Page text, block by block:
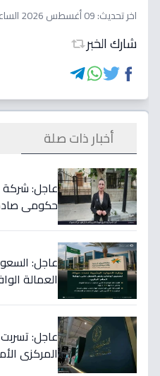
اخر تحديث:09 أغسطس 2026 الساعة 04:09 مساءاً
شارك الخبر
أخبار ذات صلة
عاجل: شركة
عاجل:
العمالة
عاجل:
المركزي